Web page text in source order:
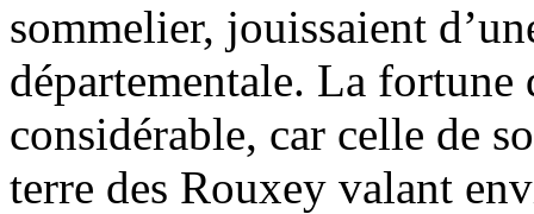
sommelier, jouissaient
départementale. La
considérable, car celle de
terre des Rouxey valant